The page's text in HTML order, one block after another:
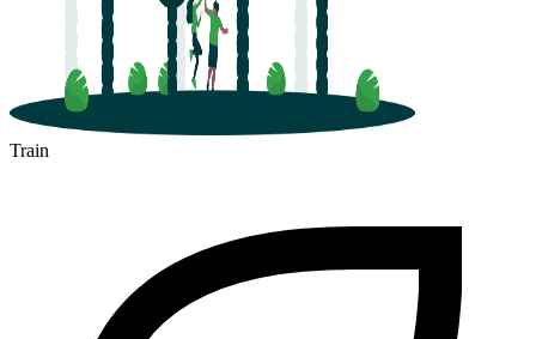
Train